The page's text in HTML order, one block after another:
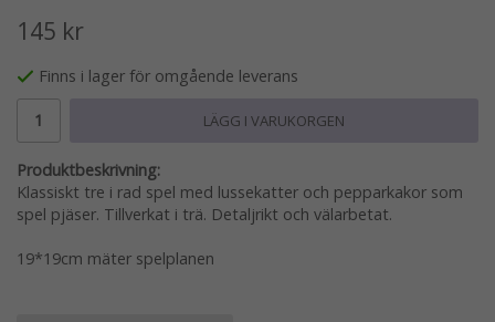
145 kr
Finns i lager för omgående leverans
LÄGG I VARUKORGEN
Produktbeskrivning:
Klassiskt tre i rad spel med lussekatter och pepparkakor som
spel pjäser. Tillverkat i trä. Detaljrikt och välarbetat.
19*19cm mäter spelplanen